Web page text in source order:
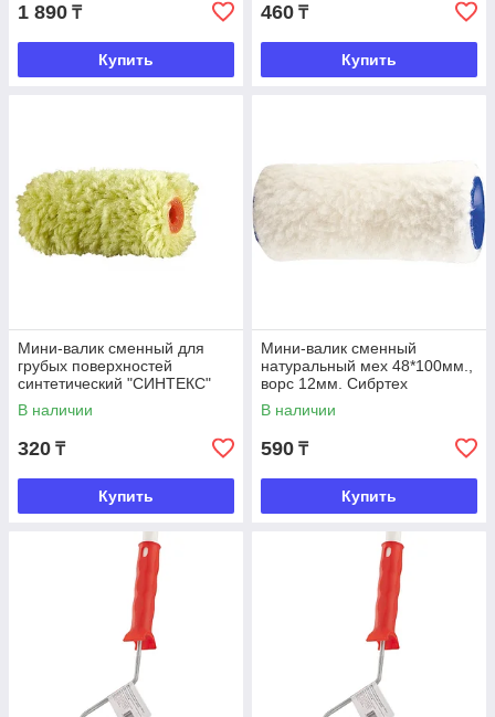
1 890 ₸
Купить
460 ₸
Купить
Мини-валик сменный для
грубых поверхностей
синтетический "СИНТЕКС"
6*16мм, 100мм., ворс 12мм.
Matrix
В наличии
320 ₸
Купить
Мини-валик сменный
натуральный мех 48*100мм.,
ворс 12мм. Сибртех
В наличии
590 ₸
Купить